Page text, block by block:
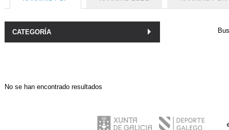
CATEGORÍA
No se han encontrado resultados